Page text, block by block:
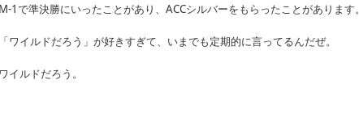
M-1で準決勝にいったことがあり、ACCシルバーをもらったことがあります。
「ワイルドだろう」が好きすぎて、いまでも定期的に言ってるんだぜ。
ワイルドだろう。